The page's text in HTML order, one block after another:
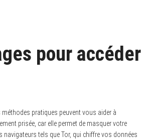
pour accéder
pratiques peuvent vous aider à
prisée, car elle permet de masquer votre
tels que Tor, qui chiffre vos données